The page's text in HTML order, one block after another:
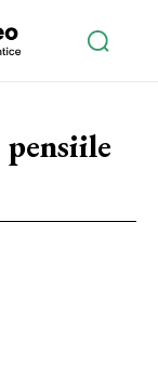
pensiile